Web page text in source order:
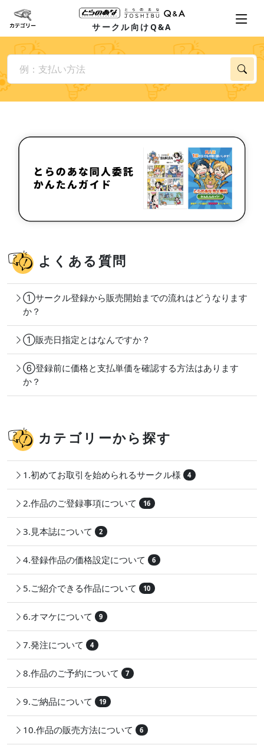
サークル向けQ&A
よくある質問
①サークル登録から販売開始までの流れはどうなります
か？
①販売日指定とはなんですか？
⑥登録前に価格と支払単価を確認する方法はあります
か？
カテゴリーから探す
1.初めてお取引を始められるサークル様 4
2.作品のご登録事項について 16
3.見本誌について 2
4.登録作品の価格設定について 6
5.ご紹介できる作品について 10
6.オマケについて 9
7.発注について 4
8.作品のご予約について 7
9.ご納品について 19
10.作品の販売方法について 6